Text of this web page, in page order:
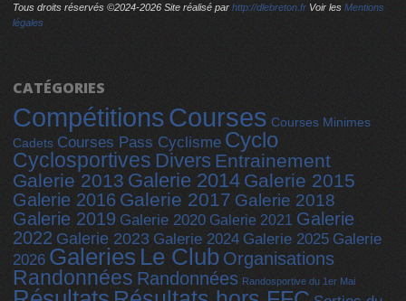
Tous droits réservés ©2024-2026 Site réalisé par http://dlebreton.fr Voir les Mentions
légales
CATÉGORIES
CompétitionsCourses Courses Minimes
Cadets Courses Pass Cyclisme Cyclo
Cyclosportives Divers Entrainement
Galerie 2013 Galerie 2014 Galerie 2015
Galerie 2016 Galerie 2017 Galerie 2018
Galerie 2019 Galerie 2020 Galerie 2021 Galerie
2022 Galerie 2023 Galerie 2024 Galerie 2025 Galerie
2026 Galeries Le Club Organisations
Randonnées Randonnées Randosportive du 1er Mai